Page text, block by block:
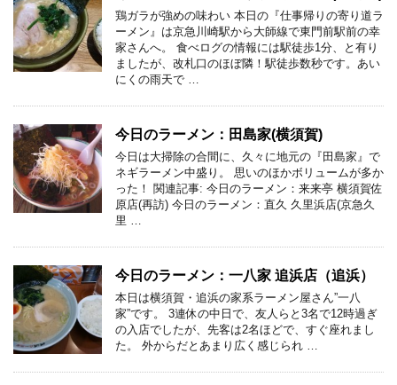
鶏ガラが強めの味わい 本日の『仕事帰りの寄り道ラ
ーメン』は京急川崎駅から大師線で東門前駅前の幸
家さんへ。 食べログの情報には駅徒歩1分、と有り
ましたが、改札口のほぼ隣！駅徒歩数秒です。あい
にくの雨天で …
今日のラーメン：田島家(横須賀)
今日は大掃除の合間に、久々に地元の『田島家』で
ネギラーメン中盛り。 思いのほかボリュームが多か
った！ 関連記事: 今日のラーメン：来来亭 横須賀佐
原店(再訪) 今日のラーメン：直久 久里浜店(京急久
里 …
今日のラーメン：一八家 追浜店（追浜）
本日は横須賀・追浜の家系ラーメン屋さん”一八
家”です。 3連休の中日で、友人らと3名で12時過ぎ
の入店でしたが、先客は2名ほどで、すぐ座れまし
た。 外からだとあまり広く感じられ …